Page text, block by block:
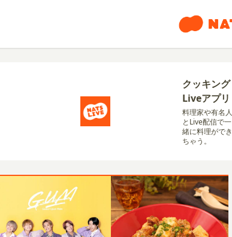
クッキング
Liveアプリ
料理家や有名人
とLive配信で一
緒に料理ができ
ちゃう。